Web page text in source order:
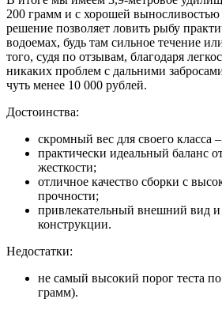
200 грамм и с хорошей выносливостью
решение позволяет ловить рыбу
водоемах, будь там сильное течение
того, судя по отзывам, благодаря
никаких проблем с дальними
чуть менее 10 000 рублей.
Достоинства:
скромный вес для своего класса
практически идеальный баланс
жесткости;
отличное качество сборки с
прочности;
привлекательный внешний вид
конструкции.
Недостатки:
не самый высокий порог теста
грамм).